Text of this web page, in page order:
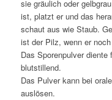
sie gräulich oder
ist, platzt er und das
schaut aus wie Staub.
ist der Pilz, wenn er
Das Sporenpulver diente
blutstillend.
Das Pulver kann bei
auslösen.